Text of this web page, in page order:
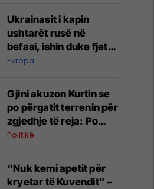
Ukrainasit i kapin
ushtarët rusë në
befasi, ishin duke fjetur
në strehimoret e
Evropa
Gjini akuzon Kurtin se
po përgatit terrenin për
zgjedhje të reja: Po
manipulon opinionin
Politikë
“Nuk kemi apetit për
kryetar të Kuvendit” –